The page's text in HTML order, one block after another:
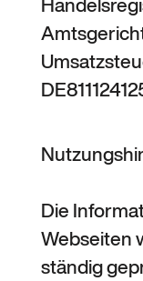
Die
Webseiten
ständig